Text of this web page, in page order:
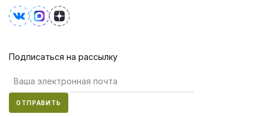
Подписаться на рассылку
ОТПРАВИТЬ